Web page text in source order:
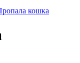
кошка